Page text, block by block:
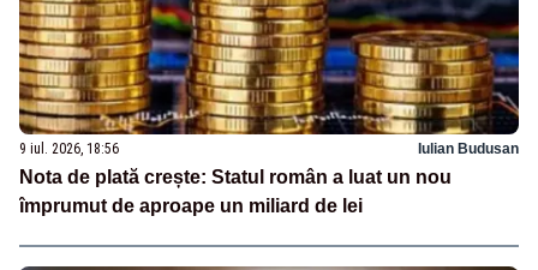
9 iul. 2026, 18:56 Iulian Budusan
Nota de plată crește: Statul român a luat un nou
împrumut de aproape un miliard de lei